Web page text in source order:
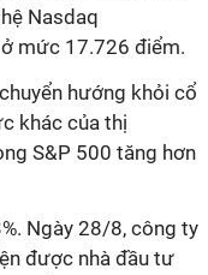
Nasdaq
mức 17.726 điểm.
hướng khỏi cổ
khác của thị
S&P 500 tăng hơn
Ngày 28/8, công ty
được nhà đầu tư